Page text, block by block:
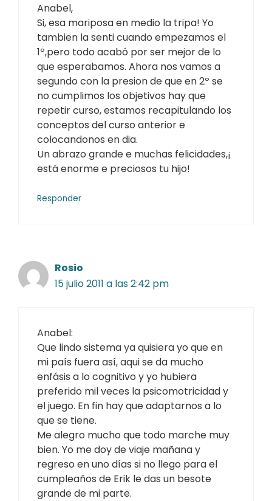
Anabel,
Si, esa mariposa en medio la tripa! Yo
tambien la senti cuando empezamos el
1º,pero todo acabó por ser mejor de lo
que esperabamos. Ahora nos vamos a
segundo con la presion de que en 2º se
no cumplimos los objetivos hay que
repetir curso, estamos recapitulando los
conceptos del curso anterior e
colocandonos en dia.
Un abrazo grande e muchas felicidades,¡
está enorme e preciosos tu hijo!
Responder
Rosio
15 julio 2011 a las 2:42 pm
Anabel:
Que lindo sistema ya quisiera yo que en
mi país fuera así, aqui se da mucho
enfásis a lo cognitivo y yo hubiera
preferido mil veces la psicomotricidad y
el juego. En fin hay que adaptarnos a lo
que se tiene.
Me alegro mucho que todo marche muy
bien. Yo me doy de viaje mañana y
regreso en uno días si no llego para el
cumpleaños de Erik le das un besote
grande de mi parte.